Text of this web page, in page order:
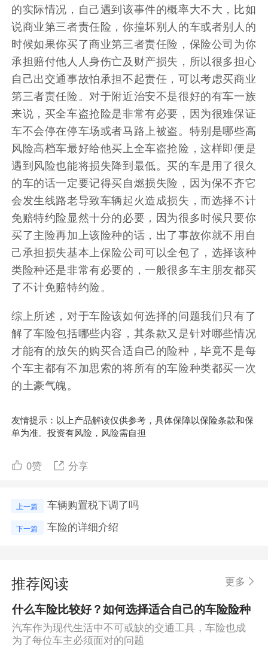
的实际情况，自己遇到该事件的概率大不大，比如
说商业第三者责任险，你撞坏别人的车或者别人的
时候如果你买了商业第三者责任险，保险公司为你
承担赔付他人人身伤亡及财产损失，所以很多担心
自己出交通事故怕承担不起责任，可以考虑买商业
第三者责任险。对于附近治安不是很好的有车一族
来说，买全车盗抢险是非常有必要，因为很难保证
车不会停在停车场或者马路上被盗。特别是哪些高
风险高档车最好给他买上全车盗抢险，这样即便是
遇到风险也能将损失降到最低。买的车是用了很久
的车的话一定要记得买自燃损失险，因为保不齐它
会发生线路老导致车辆起火造成损失，而选择不计
免赔特约险显然十分的必要，因为很多时候只要你
买了主险再加上该险种的话，出了事故你就不用自
己承担损失基本上保险公司可以全包了，选择该种
类险种还是非常有必要的，一般很多车主朋友都买
了不计免赔特约险。
综上所述，对于车险该如何选择的问题我们只有了
解了车险包括哪些内容，其条款又是针对哪些情况
才能有的放矢的购买合适自己的险种，毕竟不是每
个车主都有不加思索的将所有的车险种类都买一次
的土豪气魄。
友情提示：以上产品解读仅供参考，具体保障以保险条款和保
单为准。投资有风险，风险需自担
0赞 分享
上一篇 车辆购置税下调了吗
下一篇 车险的详细介绍
推荐阅读 更多
什么车险比较好？如何选择适合自己的车险险种
汽车作为现代生活中不可或缺的交通工具，车险也成
为了每位车主必须面对的问题